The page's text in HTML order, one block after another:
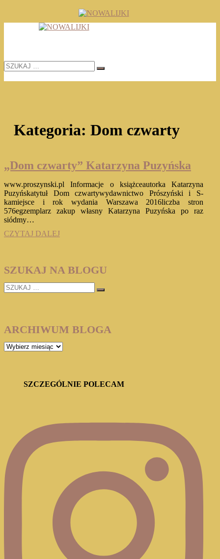
content
TOMASZ RADOCHOŃSKI PISZE O KSIĄŻKACH
SZUKAJ
…
Kategoria: Dom czwarty
„Dom czwarty” Katarzyna Puzyńska
www.proszynski.pl Informacje o książceautorka Katarzyna
Puzyńskatytuł Dom czwartywydawnictwo Prószyński i S-
kamiejsce i rok wydania Warszawa 2016liczba stron
576egzemplarz zakup własny Katarzyna Puzyńska po raz
siódmy…
CZYTAJ DALEJ„Dom
SZUKAJ NA BLOGU
SZUKAJ
…
ARCHIWUM BLOGA
ARCHIWUM
SZCZEGÓLNIE POLECAM